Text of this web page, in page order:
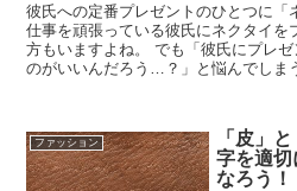
彼氏への定番プレゼントのひとつに「
仕事を頑張っている彼氏にネクタイを
方もいますよね。 でも「彼氏にプレ
のがいいんだろう…？」と悩んでしま
ファッション
「皮」
字を適切
なろう！